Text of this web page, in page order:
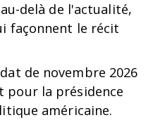
delà de l'actualité,
façonnent le récit
de novembre 2026
la présidence
américaine.